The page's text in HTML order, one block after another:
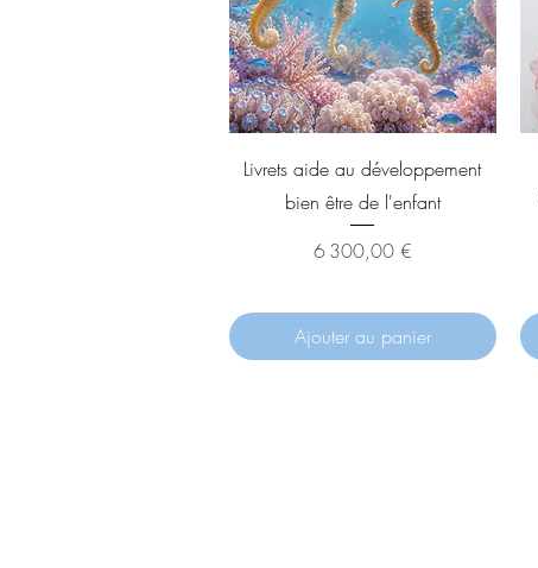
Aperçu rapide
Livrets aide au développement
bien être de l'enfant
Prix
6 300,00 €
Ajouter au panier